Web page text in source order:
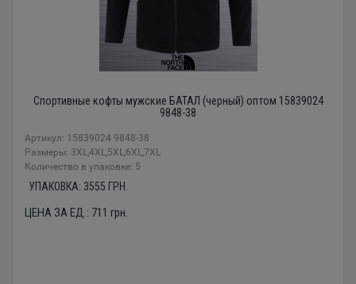
Спортивные кофты мужские БАТАЛ (черный) оптом 15839024
9848-38
Артикул: 15839024 9848-38
Размеры: 3XL,4XL,5XL,6XL,7XL
Количество в упаковке: 5
УПАКОВКА: 3555 ГРН.
ЦЕНА ЗА ЕД.: 711 грн.